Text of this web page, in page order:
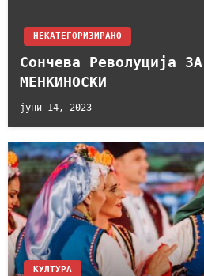
НЕКАТЕГОРИЗИРАНО
Сончева Револуција
МЕНКИНОСКИ
јуни 14, 2023
КУЛТУРА